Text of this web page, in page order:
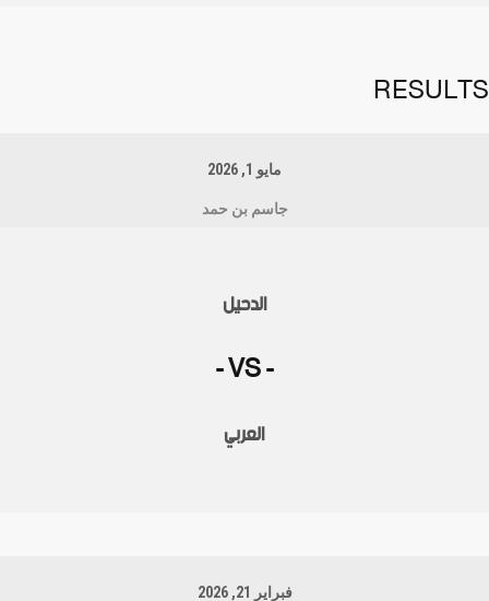
RESULTS
مايو 1, 2026
جاسم بن حمد
الدحيل
- VS -
العربي
فبراير 21, 2026